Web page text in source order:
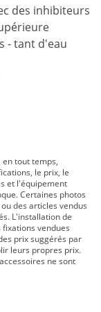
des inhibiteurs
- tant d'eau
tout temps,
le prix, le
et l'équipement
Certaines photos
des articles vendus
L'installation de
vendues
prix suggérés par
leurs propres prix.
ne sont